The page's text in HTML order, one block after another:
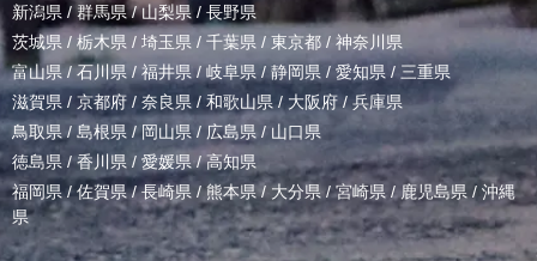
新潟県 /群馬県/山梨県 / 長野県
茨城県 / 栃木県 / 埼玉県 / 千葉県 / 東京都 / 神奈川県
富山県 /石川県/福井県/岐阜県 / 静岡県 / 愛知県 / 三重県
滋賀県 / 京都府 / 奈良県 / 和歌山県/ 大阪府 /兵庫県
鳥取県/ 島根県 /岡山県/ 広島県 / 山口県
徳島県 /香川県 / 愛媛県/高知県
福岡県/佐賀県/長崎県 /熊本県/ 大分県/宮崎県 /鹿児島県 / 沖縄
県